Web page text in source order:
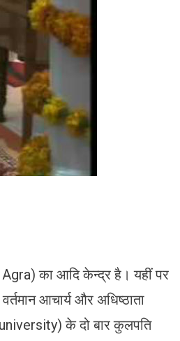
का आदि केन्द्र है। यहीं पर
आचार्य और अधिष्ठाता
university) के दो बार कुलपति